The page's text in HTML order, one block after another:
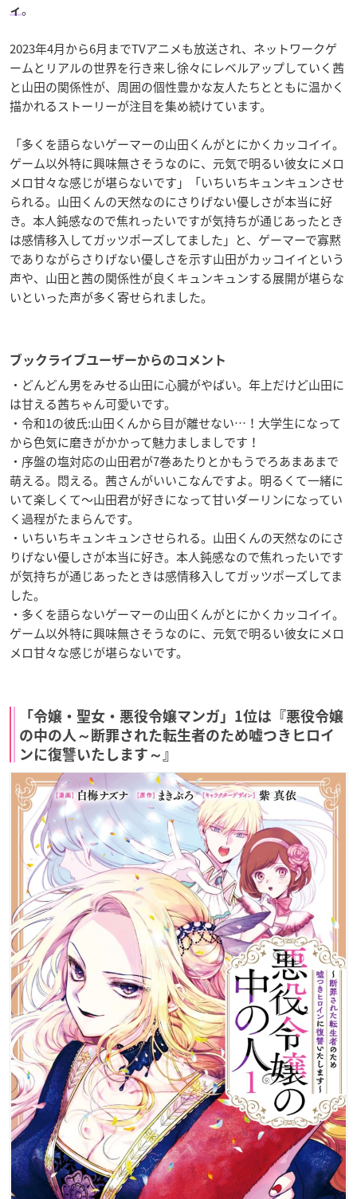
ィ 。
2023年4月から6月までTVアニメも放送され、ネットワークゲ
ームとリアルの世界を行き来し徐々にレベルアップしていく茜
と山田の関係性が、周囲の個性豊かな友人たちとともに温かく
描かれるストーリーが注目を集め続けています。
「多くを語らないゲーマーの山田くんがとにかくカッコイイ。
ゲーム以外特に興味無さそうなのに、元気で明るい彼女にメロ
メロ甘々な感じが堪らないです」「いちいちキュンキュンさせ
られる。山田くんの天然なのにさりげない優しさが本当に好
き。本人鈍感なので焦れったいですが気持ちが通じあったとき
は感情移入してガッツポーズしてました」と、ゲーマーで寡黙
でありながらさりげない優しさを示す山田がカッコイイという
声や、山田と茜の関係性が良くキュンキュンする展開が堪らな
いといった声が多く寄せられました。
ブックライブユーザーからのコメント
・どんどん男をみせる山田に心臓がやばい。年上だけど山田に
は甘える茜ちゃん可愛いです。
・令和1の彼氏:山田くんから目が離せない…！大学生になって
から色気に磨きがかかって魅力ましましです！
・序盤の塩対応の山田君が7巻あたりとかもうでろあまあまで
萌える。悶える。茜さんがいいこなんですよ。明るくて一緒に
いて楽しくて～山田君が好きになって甘いダーリンになってい
く過程がたまらんです。
・いちいちキュンキュンさせられる。山田くんの天然なのにさ
りげない優しさが本当に好き。本人鈍感なので焦れったいです
が気持ちが通じあったときは感情移入してガッツポーズしてま
した。
・多くを語らないゲーマーの山田くんがとにかくカッコイイ。
ゲーム以外特に興味無さそうなのに、元気で明るい彼女にメロ
メロ甘々な感じが堪らないです。
「令嬢・聖女・悪役令嬢マンガ」1位は『悪役令嬢
の中の人～断罪された転生者のため嘘つきヒロイ
ンに復讐いたします～』